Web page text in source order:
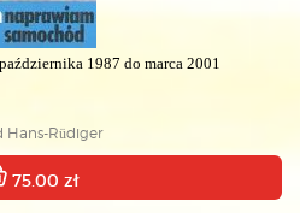
1987 do marca 2001
Hans-Rüdiger
75.00 zł